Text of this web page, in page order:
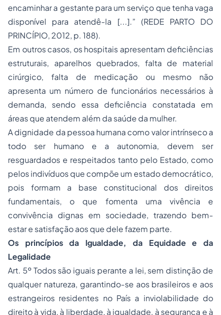
encaminhar a gestante para um serviço que tenha vaga
disponível para atendê-la [...].” (REDE PARTO DO
PRINCÍPIO, 2012, p. 188).
Em outros casos, os hospitais apresentam deficiências
estruturais, aparelhos quebrados, falta de material
cirúrgico, falta de medicação ou mesmo não
apresenta um número de funcionários necessários à
demanda, sendo essa deficiência constatada em
áreas que atendem além da saúde da mulher.
A dignidade da pessoa humana como valor intrínseco a
todo ser humano e a autonomia, devem ser
resguardados e respeitados tanto pelo Estado, como
pelos indivíduos que compõe um estado democrático,
pois formam a base constitucional dos direitos
fundamentais, o que fomenta uma vivência e
convivência dignas em sociedade, trazendo bem-
estar e satisfação aos que dele fazem parte.
Os princípios da Igualdade, da Equidade e da
Legalidade
Art. 5º Todos são iguais perante a lei, sem distinção de
qualquer natureza, garantindo-se aos brasileiros e aos
estrangeiros residentes no País a inviolabilidade do
direito à vida, à liberdade, à igualdade, à segurança e à